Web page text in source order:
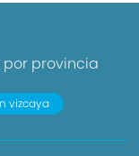
provincia
vizcaya